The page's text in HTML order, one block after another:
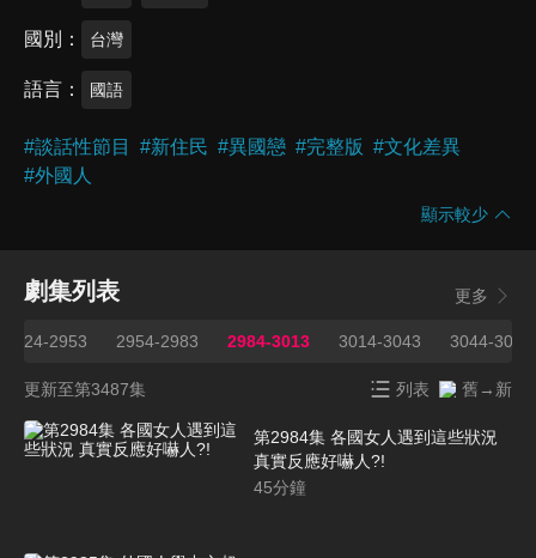
國別 台灣
語言 國語
#談話性節目 #新住民 #異國戀 #完整版 #文化差異
#外國人
顯示較少
劇集列表 更多
2924-2953 2954-2983 2984-3013 3014-3043 3044-3073
更新至第3487集 列表 舊→新
第2984集 各國女人遇到這些狀況
真實反應好嚇人?!
45分鐘